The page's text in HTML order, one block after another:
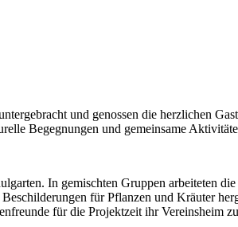
und genossen die herzlichen
Begegnungen und gemeinsame
In gemischten Gruppen arbeiteten
für Pflanzen und Kräuter
für die Projektzeit ihr Vereinsheim